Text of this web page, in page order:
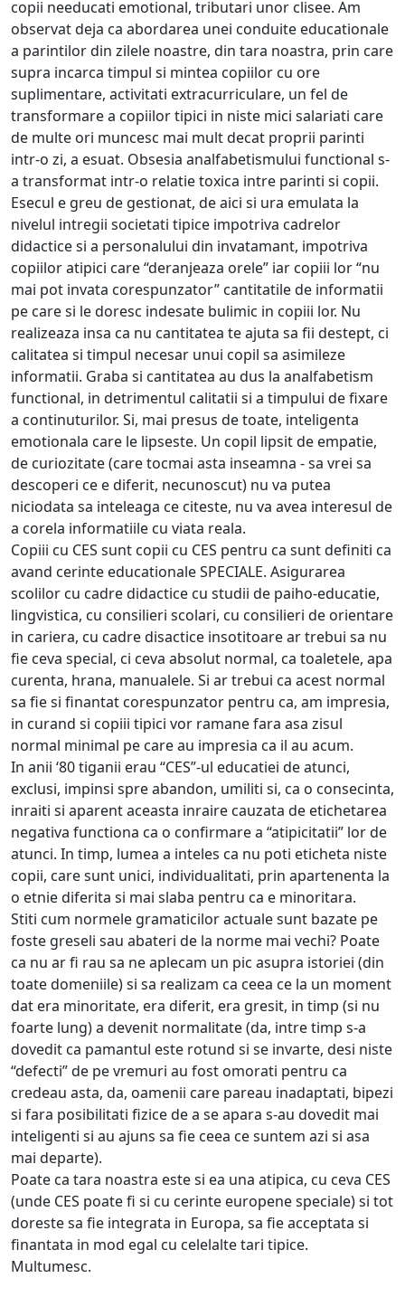
copii needucati emotional, tributari unor clisee. Am
observat deja ca abordarea unei conduite educationale
a parintilor din zilele noastre, din tara noastra, prin care
supra incarca timpul si mintea copiilor cu ore
suplimentare, activitati extracurriculare, un fel de
transformare a copiilor tipici in niste mici salariati care
de multe ori muncesc mai mult decat proprii parinti
intr-o zi, a esuat. Obsesia analfabetismului functional s-
a transformat intr-o relatie toxica intre parinti si copii.
Esecul e greu de gestionat, de aici si ura emulata la
nivelul intregii societati tipice impotriva cadrelor
didactice si a personalului din invatamant, impotriva
copiilor atipici care “deranjeaza orele” iar copiii lor “nu
mai pot invata corespunzator” cantitatile de informatii
pe care si le doresc indesate bulimic in copiii lor. Nu
realizeaza insa ca nu cantitatea te ajuta sa fii destept, ci
calitatea si timpul necesar unui copil sa asimileze
informatii. Graba si cantitatea au dus la analfabetism
functional, in detrimentul calitatii si a timpului de fixare
a continuturilor. Si, mai presus de toate, inteligenta
emotionala care le lipseste. Un copil lipsit de empatie,
de curiozitate (care tocmai asta inseamna - sa vrei sa
descoperi ce e diferit, necunoscut) nu va putea
niciodata sa inteleaga ce citeste, nu va avea interesul de
a corela informatiile cu viata reala.
Copiii cu CES sunt copii cu CES pentru ca sunt definiti ca
avand cerinte educationale SPECIALE. Asigurarea
scolilor cu cadre didactice cu studii de paiho-educatie,
lingvistica, cu consilieri scolari, cu consilieri de orientare
in cariera, cu cadre disactice insotitoare ar trebui sa nu
fie ceva special, ci ceva absolut normal, ca toaletele, apa
curenta, hrana, manualele. Si ar trebui ca acest normal
sa fie si finantat corespunzator pentru ca, am impresia,
in curand si copiii tipici vor ramane fara asa zisul
normal minimal pe care au impresia ca il au acum.
In anii ‘80 tiganii erau “CES”-ul educatiei de atunci,
exclusi, impinsi spre abandon, umiliti si, ca o consecinta,
inraiti si aparent aceasta inraire cauzata de etichetarea
negativa functiona ca o confirmare a “atipicitatii” lor de
atunci. In timp, lumea a inteles ca nu poti eticheta niste
copii, care sunt unici, individualitati, prin apartenenta la
o etnie diferita si mai slaba pentru ca e minoritara.
Stiti cum normele gramaticilor actuale sunt bazate pe
foste greseli sau abateri de la norme mai vechi? Poate
ca nu ar fi rau sa ne aplecam un pic asupra istoriei (din
toate domeniile) si sa realizam ca ceea ce la un moment
dat era minoritate, era diferit, era gresit, in timp (si nu
foarte lung) a devenit normalitate (da, intre timp s-a
dovedit ca pamantul este rotund si se invarte, desi niste
“defecti” de pe vremuri au fost omorati pentru ca
credeau asta, da, oamenii care pareau inadaptati, bipezi
si fara posibilitati fizice de a se apara s-au dovedit mai
inteligenti si au ajuns sa fie ceea ce suntem azi si asa
mai departe).
Poate ca tara noastra este si ea una atipica, cu ceva CES
(unde CES poate fi si cu cerinte europene speciale) si tot
doreste sa fie integrata in Europa, sa fie acceptata si
finantata in mod egal cu celelalte tari tipice.
Multumesc.